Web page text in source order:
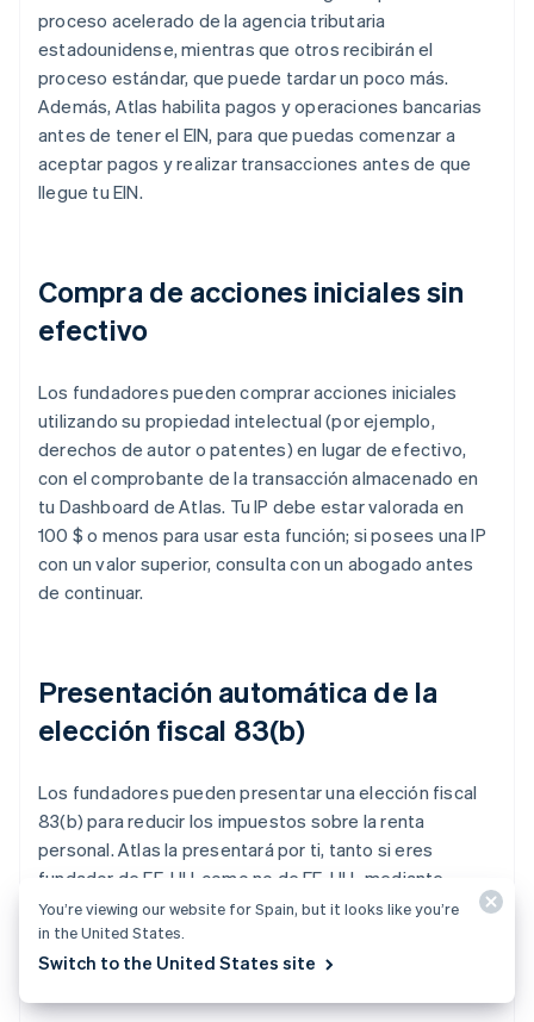
proceso acelerado de la agencia tributaria
estadounidense, mientras que otros recibirán el
proceso estándar, que puede tardar un poco más.
Además, Atlas habilita pagos y operaciones bancarias
antes de tener el EIN, para que puedas comenzar a
aceptar pagos y realizar transacciones antes de que
llegue tu EIN.
Compra de acciones iniciales sin
efectivo
Los fundadores pueden comprar acciones iniciales
utilizando su propiedad intelectual (por ejemplo,
derechos de autor o patentes) en lugar de efectivo,
con el comprobante de la transacción almacenado en
tu Dashboard de Atlas. Tu IP debe estar valorada en
100 $ o menos para usar esta función; si posees una IP
con un valor superior, consulta con un abogado antes
de continuar.
Presentación automática de la
elección fiscal 83(b)
Los fundadores pueden presentar una elección fiscal
83(b) para reducir los impuestos sobre la renta
personal. Atlas la presentará por ti, tanto si eres
fundador de EE. UU. como no de EE. UU., mediante
correo certificado USPS con seguimiento. Recibirás una
elección 83(b) firmada y una prueba de presentación
directamente en el Dashboard de Stripe.
You’re viewing our website for Spain, but it looks like you’re
in the United States.
Switch to the United States site